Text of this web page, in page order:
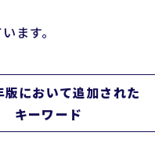
ます。
において追加された
キーワード